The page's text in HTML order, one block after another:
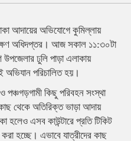
আদায়ের অভিযোগে কুমিল্লায়
অধিদপ্তর। আজ সকাল ১১:৩০টা
ঢুলি পাড়া এলাকায়
অভিযান পরিচালিত হয়।
পঞ্চগড়গামী কিছু পরিবহন সংস্থা
কাছ থেকে অতিরিক্ত ভাড়া আদায়
হলেও এসব কাউন্টারে প্রতি টিকিট
হচ্ছে। এভাবে যাত্রীদের কাছ